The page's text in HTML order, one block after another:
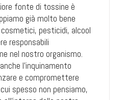
fonte di tossine è
già molto bene
pesticidi, alcool
responsabili
nel nostro organismo.
l’inquinamento
e compromettere
spesso non pensiamo,